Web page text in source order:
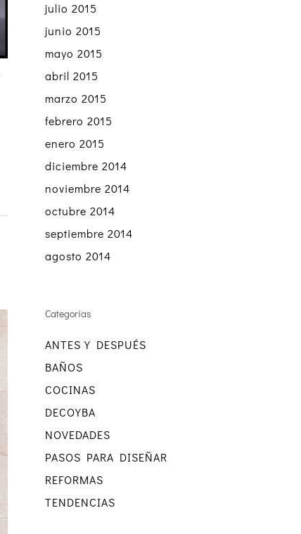
julio 2015
junio 2015
mayo 2015
abril 2015
marzo 2015
febrero 2015
enero 2015
diciembre 2014
noviembre 2014
octubre 2014
septiembre 2014
agosto 2014
Categorías
ANTES Y DESPUÉS
BAÑOS
COCINAS
DECOYBA
NOVEDADES
PASOS PARA DISEÑAR
REFORMAS
TENDENCIAS